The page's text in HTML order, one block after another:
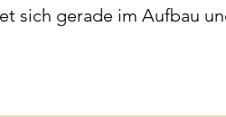
sich gerade im Aufbau